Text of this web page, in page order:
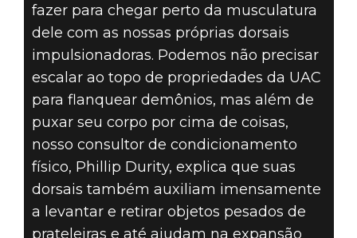
fazer para chegar perto da musculatura
dele com as nossas próprias dorsais
impulsionadoras. Podemos não precisar
escalar ao topo de propriedades da UAC
para flanquear demônios, mas além de
puxar seu corpo por cima de coisas,
nosso consultor de condicionamento
físico, Phillip Durity, explica que suas
dorsais também auxiliam imensamente
a levantar e retirar objetos pesados de
prateleiras e até ajudam na expansão